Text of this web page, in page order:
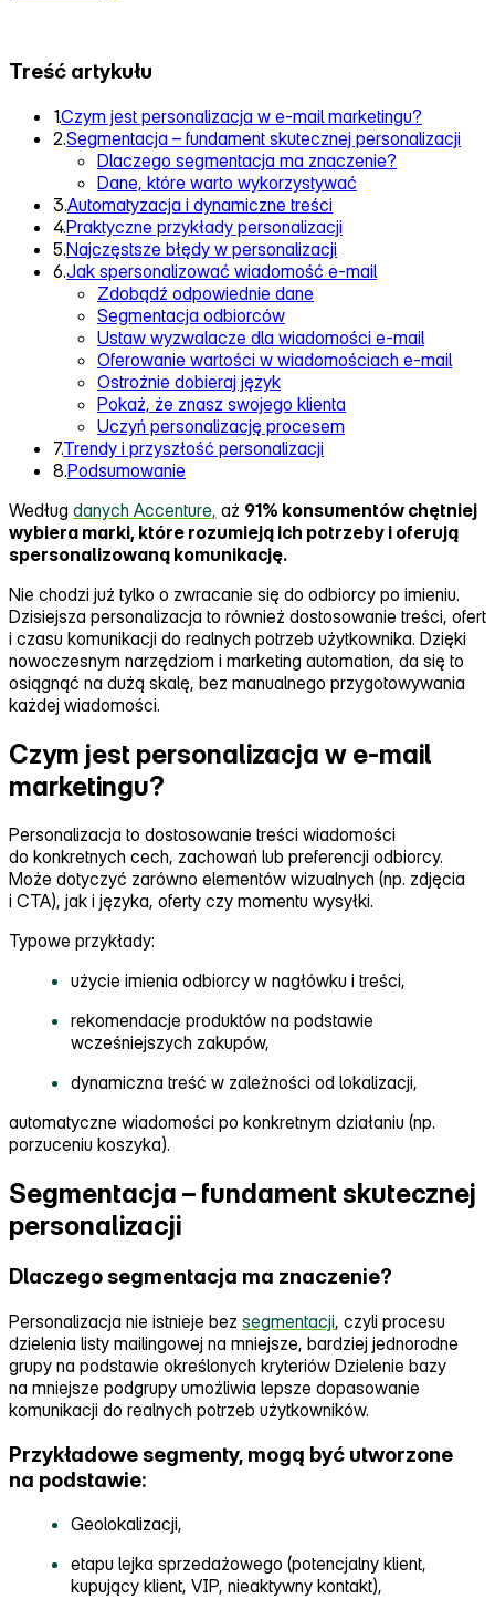
Treść artykułu
1.Czym jest personalizacja w e-mail marketingu?
2.Segmentacja – fundament skutecznej personalizacji
Dlaczego segmentacja ma znaczenie?
Dane, które warto wykorzystywać
3.Automatyzacja i dynamiczne treści
4.Praktyczne przykłady personalizacji
5.Najczęstsze błędy w personalizacji
6.Jak spersonalizować wiadomość e-mail
Zdobądź odpowiednie dane
Segmentacja odbiorców
Ustaw wyzwalacze dla wiadomości e-mail
Oferowanie wartości w wiadomościach e-mail
Ostrożnie dobieraj język
Pokaż, że znasz swojego klienta
Uczyń personalizację procesem
7.Trendy i przyszłość personalizacji
8.Podsumowanie
Według danych Accenture, aż 91% konsumentów chętniej
wybiera marki, które rozumieją ich potrzeby i oferują
spersonalizowaną komunikację.
Nie chodzi już tylko o zwracanie się do odbiorcy po imieniu.
Dzisiejsza personalizacja to również dostosowanie treści, ofert
i czasu komunikacji do realnych potrzeb użytkownika. Dzięki
nowoczesnym narzędziom i marketing automation, da się to
osiągnąć na dużą skalę, bez manualnego przygotowywania
każdej wiadomości.
Czym jest personalizacja w e-mail
marketingu?
Personalizacja to dostosowanie treści wiadomości
do konkretnych cech, zachowań lub preferencji odbiorcy.
Może dotyczyć zarówno elementów wizualnych (np. zdjęcia
i CTA), jak i języka, oferty czy momentu wysyłki.
Typowe przykłady:
użycie imienia odbiorcy w nagłówku i treści,
rekomendacje produktów na podstawie
wcześniejszych zakupów,
dynamiczna treść w zależności od lokalizacji,
automatyczne wiadomości po konkretnym działaniu (np.
porzuceniu koszyka).
Segmentacja – fundament skutecznej
personalizacji
Dlaczego segmentacja ma znaczenie?
Personalizacja nie istnieje bez segmentacji, czyli procesu
dzielenia listy mailingowej na mniejsze, bardziej jednorodne
grupy na podstawie określonych kryteriów Dzielenie bazy
na mniejsze podgrupy umożliwia lepsze dopasowanie
komunikacji do realnych potrzeb użytkowników.
Przykładowe segmenty, mogą być utworzone
na podstawie:
Geolokalizacji,
etapu lejka sprzedażowego (potencjalny klient,
kupujący klient, VIP, nieaktywny kontakt),